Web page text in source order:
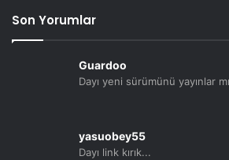
Son Yorumlar
Guardoo
Dayı yeni sürümünü yayınlar
yasuobey55
Dayı link kırık...